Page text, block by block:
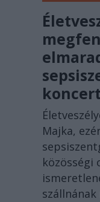
Majka,
közösségi